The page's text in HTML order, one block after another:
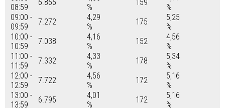
08:59
6.866
%
159
%
09:00 -
09:59
7.272
4,29
%
175
5,25
%
10:00 -
10:59
7.038
4,16
%
152
4,56
%
11:00 -
11:59
7.332
4,33
%
178
5,34
%
12:00 -
12:59
7.722
4,56
%
172
5,16
%
13:00 -
13:59
6.795
4,01
%
172
5,16
%